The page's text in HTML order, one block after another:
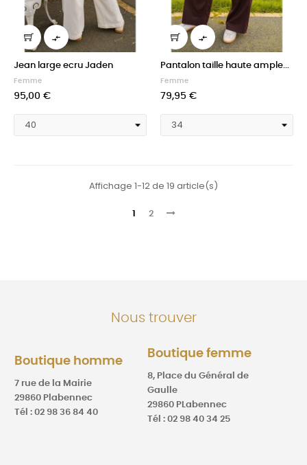

Jean large ecru Jaden
Femme
95,00 €

Pantalon taille haute ample...
Femme
79,95 €
Affichage 1-12 de 19 article(s)
1 2
Nous trouver
Boutique homme
7 rue de la Mairie
29860 Plabennec
Tél : 02 98 36 84 40
Boutique femme
8, Place du Général de
Gaulle
29860 PLabennec
Tél : 02 98 40 34 25